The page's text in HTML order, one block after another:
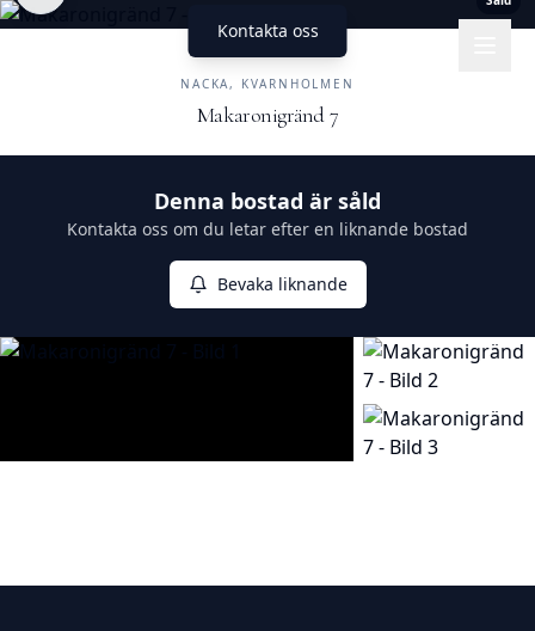
Kontakta oss
NACKA, KVARNHOLMEN
Makaronigränd 7
Denna bostad är såld
Kontakta oss om du letar efter en liknande bostad
Bevaka liknande